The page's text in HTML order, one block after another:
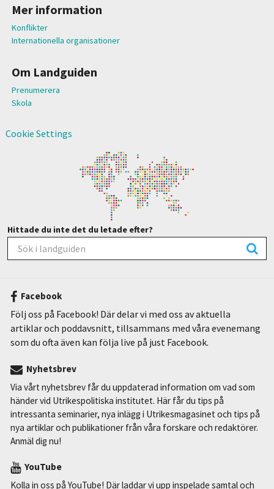
Mer information
Konflikter
Internationella organisationer
Om Landguiden
Prenumerera
Skola
Cookie Settings
Hittade du inte det du letade efter?
Facebook
Följ oss på Facebook! Där delar vi med oss av aktuella
artiklar och poddavsnitt, tillsammans med våra evenemang
som du ofta även kan följa live på just Facebook.
Nyhetsbrev
Via vårt nyhetsbrev får du uppdaterad information om vad som
händer vid Utrikespolitiska institutet. Här får du tips på
intressanta seminarier, nya inlägg i Utrikesmagasinet och tips på
nya artiklar och publikationer från våra forskare och redaktörer.
Anmäl dig nu!
YouTube
Kolla in oss på YouTube! Där laddar vi upp inspelade samtal och